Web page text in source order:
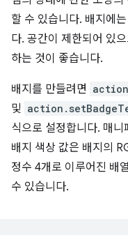
할 수 있습니다. 배지에
다. 공간이 제한되어 있
하는 것이 좋습니다.
배지를 만들려면
및
식으로 설정합니다. 매
배지 색상 값은 배지의
정수 4개로 이루어진 배
수 있습니다.